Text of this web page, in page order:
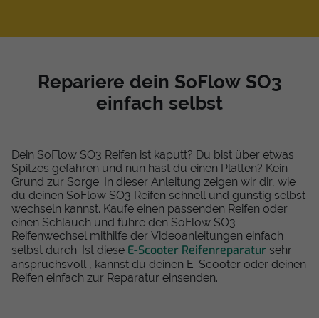
Repariere dein SoFlow SO3
einfach selbst
Dein SoFlow SO3 Reifen ist kaputt? Du bist über etwas
Spitzes gefahren und nun hast du einen Platten? Kein
Grund zur Sorge: In dieser Anleitung zeigen wir dir, wie
du deinen SoFlow SO3 Reifen schnell und günstig selbst
wechseln kannst. Kaufe einen passenden Reifen oder
einen Schlauch und führe den SoFlow SO3
Reifenwechsel mithilfe der Videoanleitungen einfach
selbst durch. Ist diese E-Scooter Reifenreparatur sehr
anspruchsvoll , kannst du deinen E-Scooter oder deinen
Reifen einfach zur Reparatur einsenden.